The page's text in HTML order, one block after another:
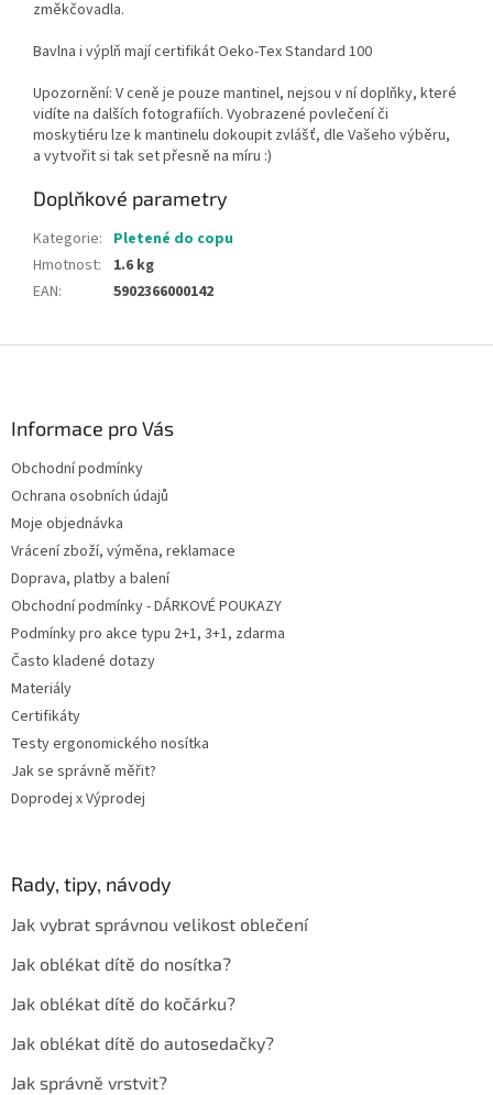
změkčovadla.
Bavlna i výplň mají certifikát Oeko-Tex Standard 100
Upozornění: V ceně je pouze mantinel, nejsou v ní doplňky, které
vidíte na dalších fotografiích. Vyobrazené povlečení či
moskytiéru lze k mantinelu dokoupit zvlášť, dle Vašeho výběru,
a vytvořit si tak set přesně na míru :)
Doplňkové parametry
Kategorie: Pletené do copu
Hmotnost:
1.6 kg
EAN: 5902366000142
Informace pro Vás
Obchodní podmínky
Ochrana osobních údajů
Moje objednávka
Vrácení zboží, výměna, reklamace
Doprava, platby a balení
Obchodní podmínky - DÁRKOVÉ POUKAZY
Podmínky pro akce typu 2+1, 3+1, zdarma
Často kladené dotazy
Materiály
Certifikáty
Testy ergonomického nosítka
Jak se správně měřit?
Doprodej x Výprodej
Rady, tipy, návody
Jak vybrat správnou velikost oblečení
Jak oblékat dítě do nosítka?
Jak oblékat dítě do kočárku?
Jak oblékat dítě do autosedačky?
Jak správně vrstvit?